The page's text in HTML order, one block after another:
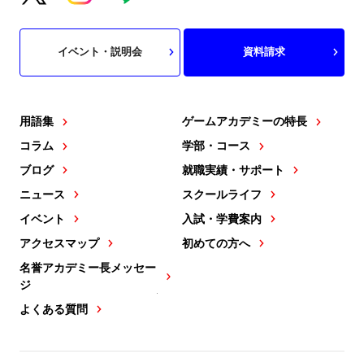
用語集
コラム
ブログ
ニュース
イベント
アクセスマップ
名誉アカデミー長メッセー
ジ
よくある質問
ゲームアカデミーの特長
学部・コース
就職実績・サポート
スクールライフ
入試・学費案内
初めての方へ
イベント・説明会 資料請求